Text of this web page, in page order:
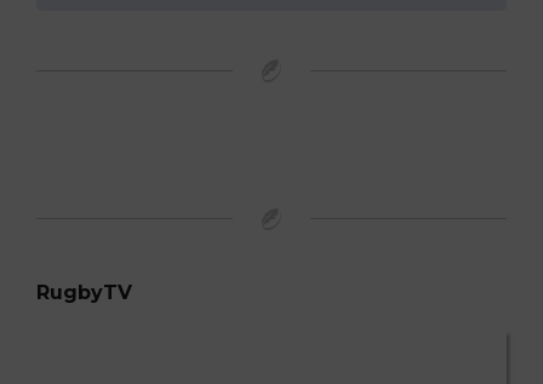
RugbyTV